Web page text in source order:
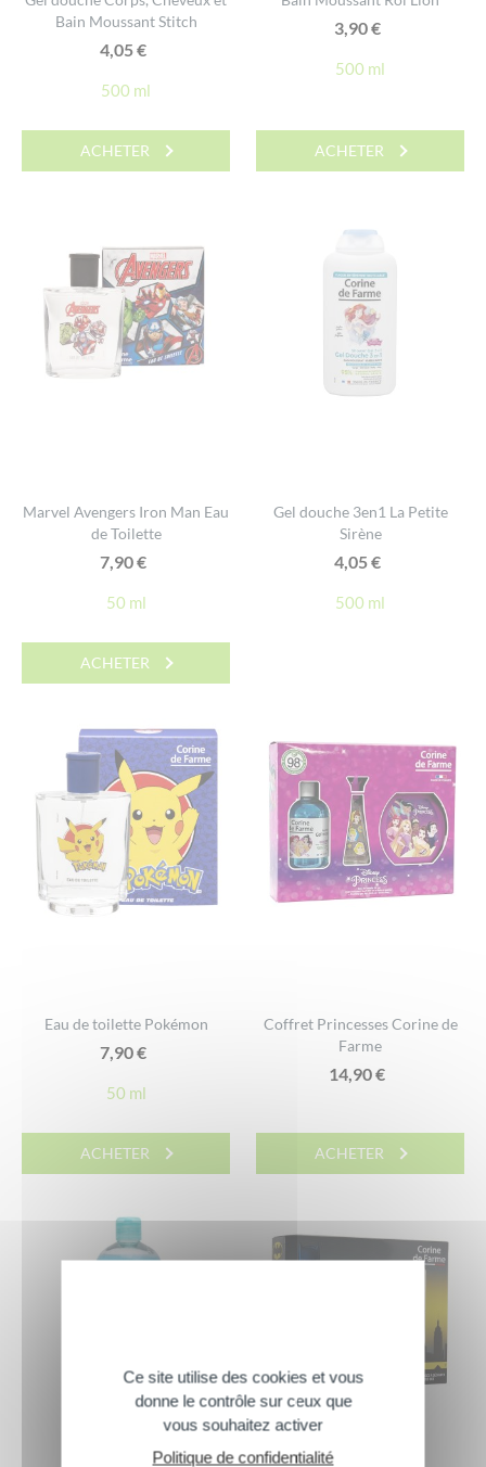
Bain Moussant Stitch
4,05€
500 ml
ACHETER
3,90€
500 ml
ACHETER
Marvel Avengers Iron Man Eau
de Toilette
7,90€
50 ml
ACHETER
Gel douche 3en1 La Petite
Sirène
4,05€
500 ml
Eau de toilette Pokémon
7,90€
50 ml
ACHETER
Coffret Princesses Corine de
Farme
14,90€
ACHETER
Ce site utilise des cookies et vous
donne le contrôle sur ceux que
vous souhaitez activer
Politique de confidentialité